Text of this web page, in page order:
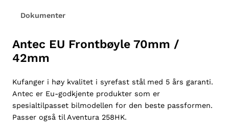
e
m
r
o
k
2
Dokumenter
Antec EU Frontbøyle 70mm /
42mm
Kufanger i høy kvalitet i syrefast stål med 5 års garanti.
Antec er Eu-godkjente produkter som er
spesialtilpasset bilmodellen for den beste passformen.
Passer også til Aventura 258HK.